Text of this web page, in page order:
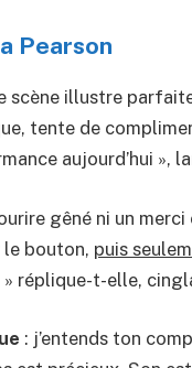
Pearson
scène illustre
tente de
aujourd’hui »,
gêné ni un
le bouton, puis
» réplique-t-elle,
: j’entends ton